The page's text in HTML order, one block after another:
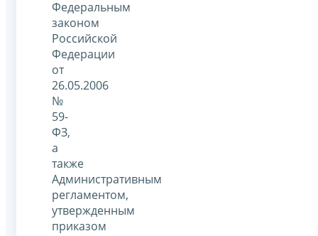
Федеральным
законом
Российской
Федерации
от
26.05.2006
№
59-
ФЗ,
а
также
Административным
регламентом,
утвержденным
приказом